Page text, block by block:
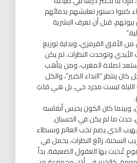
كتبوا دستور تعايشهم بدمائهم
قبل أن تعرف البشرية
الأفق القرمزي، وبداية توزيع
الأيدي وتوحدت النظرات. لم يكن
لصلاة المغرب، ومن يتأهب
ينتظر “النداء الكبير”، والكل
الليلة ليست مجرد حي، بل هي قلبُ
وبينما كان الكون يحبس أنفاسه
حدث ما لم يكن في الحسبان.
الذي يضم نخب العالم وبسطاء
السحنة، زائغ النظرات، يحمل في
غُذيت بها العقول الضعيفة. بدأ